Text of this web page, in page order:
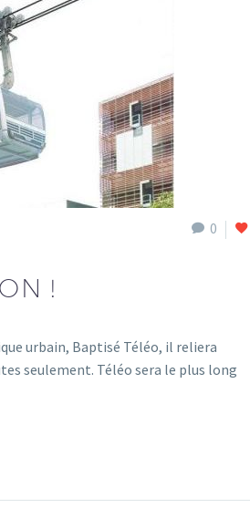
0
!
urbain, Baptisé Téléo, il reliera
seulement. Téléo sera le plus long